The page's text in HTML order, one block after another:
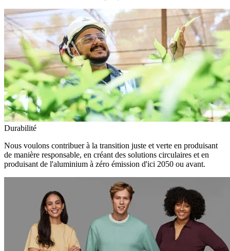
Durabilité
Nous voulons contribuer à la transition juste et verte en produisant
de manière responsable, en créant des solutions circulaires et en
produisant de l'aluminium à zéro émission d'ici 2050 ou avant.